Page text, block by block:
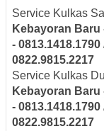
Service Kulkas
Kebayoran Baru
-
0822.9815.2217
Service Kulkas
Kebayoran Baru
-
0822.9815.2217